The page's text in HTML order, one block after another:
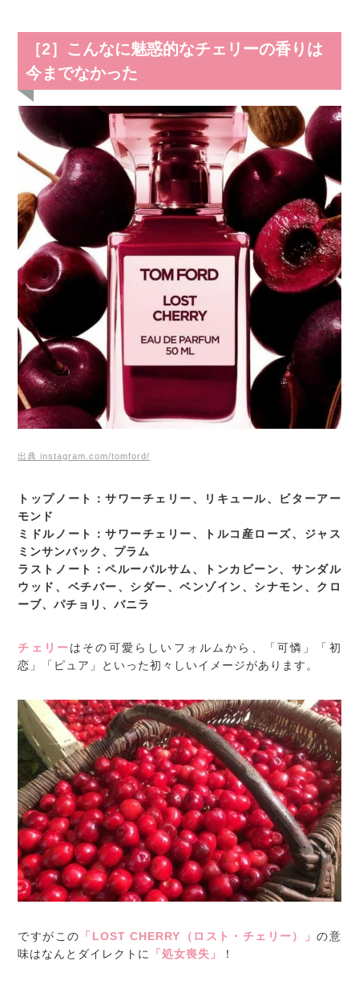
［2］こんなに魅惑的なチェリーの香りは
今までなかった
出典 instagram.com/tomford/
トップノート：サワーチェリー、リキュール、ビターアー
モンド
ミドルノート：サワーチェリー、トルコ産ローズ、ジャス
ミンサンバック、プラム
ラストノート：ペルーバルサム、トンカビーン、サンダル
ウッド、ベチバー、シダー、ベンゾイン、シナモン、クロ
ーブ、パチョリ、バニラ
チェリーはその可愛らしいフォルムから、「可憐」「初
恋」「ピュア」といった初々しいイメージがあります。
ですがこの 「LOST CHERRY（ロスト・チェリー）」の意
味はなんとダイレクトに
「処女喪失」 ！